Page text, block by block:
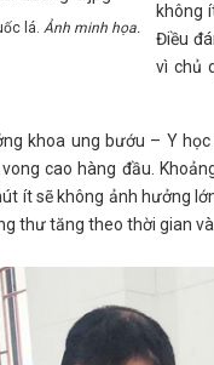
lá. Ảnh minh họa.
không
Điều
vì chủ
khoa ung bướu – Y
cao hàng đầu.
ít sẽ không ảnh hưởng
thư tăng theo thời gian